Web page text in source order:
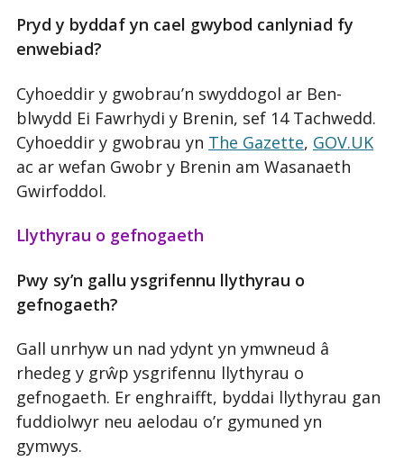
Pryd y byddaf yn cael gwybod canlyniad fy
enwebiad?
Cyhoeddir y gwobrau’n swyddogol ar Ben-
blwydd Ei Fawrhydi y Brenin, sef 14 Tachwedd.
Cyhoeddir y gwobrau yn The Gazette, GOV.UK
ac ar wefan Gwobr y Brenin am Wasanaeth
Gwirfoddol.
Llythyrau o gefnogaeth
Pwy sy’n gallu ysgrifennu llythyrau o
gefnogaeth?
Gall unrhyw un nad ydynt yn ymwneud â
rhedeg y grŵp ysgrifennu llythyrau o
gefnogaeth. Er enghraifft, byddai llythyrau gan
fuddiolwyr neu aelodau o’r gymuned yn
gymwys.